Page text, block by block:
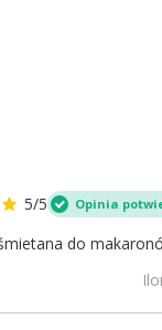
5/5 Opinia
do